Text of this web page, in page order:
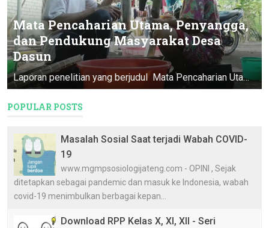
Mata Pencaharian Utama, Penyangga,
dan Pendukung Masyarakat Desa
Dasun
Laporan penelitian yang berjudul Mata Pencaharian Utama, Penyangga, & Pendukung Masyarakat Desa Dasun ini merupakan Program Pendataan D...
POPULAR POSTS
Masalah Sosial Saat terjadi Wabah COVID-
19
www.mgmpsosiologijateng.com - OPINI , Sejak
ditetapkan sebagai pandemic dan masuk ke Indonesia, wabah
covid-19 menimbulkan berbagai kepan...
Download RPP Kelas X, XI, XII - Seri